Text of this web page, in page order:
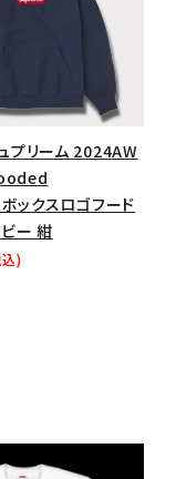
プリーム 2024AW
クスロゴフード
ー 紺
)